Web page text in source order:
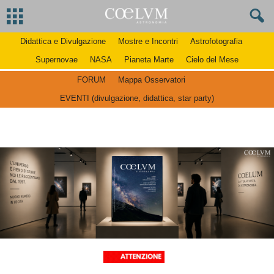
Didattica e Divulgazione Mostre e Incontri
Astrofotografia
Supernovae
NASA Pianeta Marte Cielo del Mese
FORUM
Mappa Osservatori
EVENTI (divulgazione, didattica, star party)